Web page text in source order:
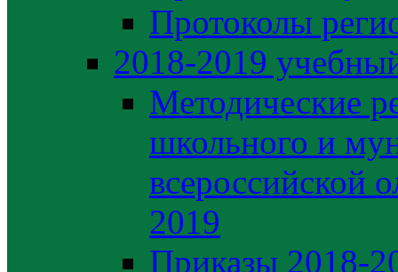
Протоколы
2018-2019
Методические
школьного и
всероссийской
2019
Приказы 2018-